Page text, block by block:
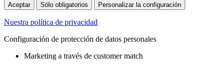
Aceptar Sólo obligatorios Personalizar la configuración
Nuestra política de privacidad
Configuración de protección de datos personales
Marketing a través de customer match